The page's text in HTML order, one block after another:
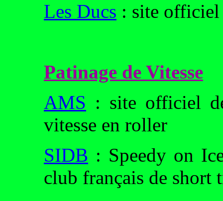
Les Ducs : site
Patinage de Vitesse
AMS : site officiel
vitesse en roller
SIDB : Speedy on
club français de short